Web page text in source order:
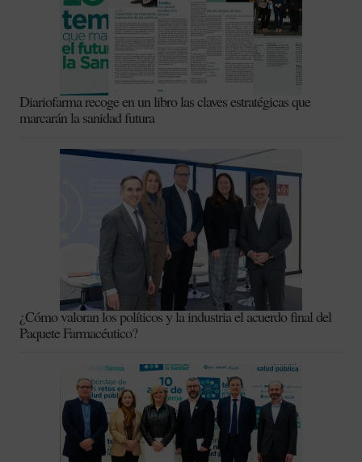
Diariofarma recoge en un libro las claves estratégicas que
marcarán la sanidad futura
¿Cómo valoran los políticos y la industria el acuerdo final del
Paquete Farmacéutico?